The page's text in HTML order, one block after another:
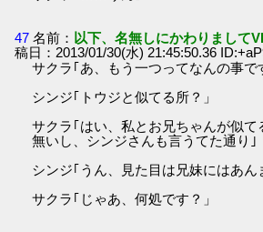
47 名前： 以下、名無しにかわりまして
稿日：2013/01/30(水) 21:45:50.36
サクラ｢あ、もう一つってなんの事で
シンジ｢トウジと似てる所？」
サクラ｢はい、私とお兄ちゃんが似て
無いし、シンジさんも言うてた通り｣
シンジ｢うん、見た目は兄妹にはあん
サクラ｢じゃあ、何処です？」